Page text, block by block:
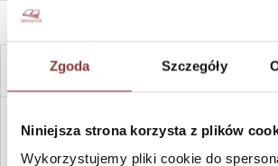
Zgoda Szczegóły
Niniejsza strona korzysta z plików
Wykorzystujemy pliki cookie do
CENA OD:5,60
ZAPYTAJ